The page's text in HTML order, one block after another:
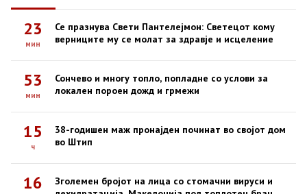
23
мин
Се празнува Свети Пантелејмон: Светецот кому
верниците му се молат за здравје и исцеление
53
мин
Сончево и многу топло, попладне со услови за
локален пороен дожд и грмежи
15
ч
38-годишен маж пронајден починат во својот дом
во Штип
16
Зголемен бројот на лица со стомачни вируси и